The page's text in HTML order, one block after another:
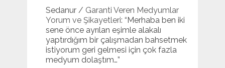
Sedanur/ Garanti Veren Medyumlar
Yorum ve Şikayetleri: “ Merhaba ben iki
sene önce ayrılan eşimle alakalı
yaptırdığım bir çalışmadan bahsetmek
istiyorum geri gelmesi için çok fazla
medyum dolaştım…”